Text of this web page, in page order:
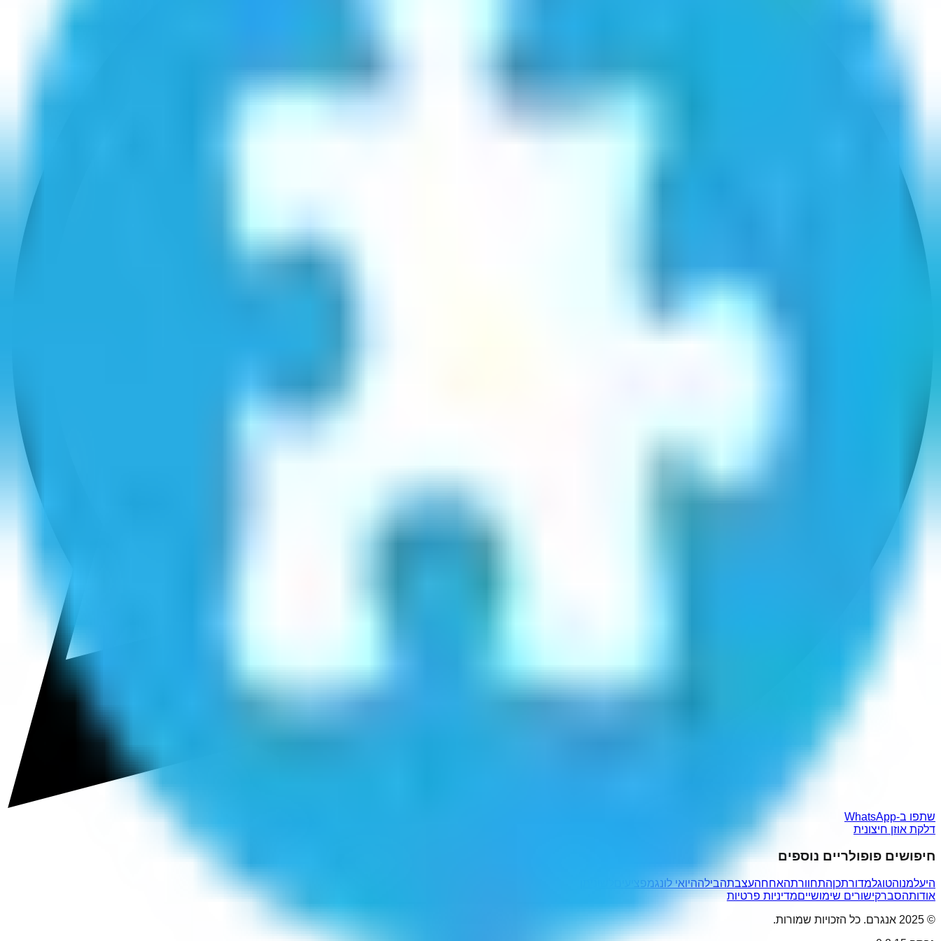
שתפו ב-WhatsApp
דלקת אוזן חיצונית
חיפושים פופולריים נוספים
היעלמנוהטוגלמדורתכןהתחוורתהאחחהעצבתהבילההיואי לונגמפציעים
אודותהסברקישורים שימושייםמדיניות פרטיות
© 2025 אנגרם. כל הזכויות שמורות.